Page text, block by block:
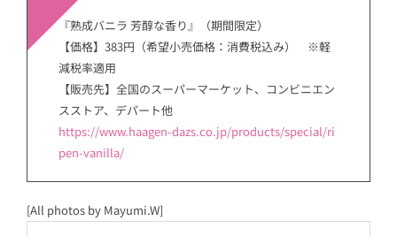
『熟成バニラ 芳醇な香り』（期間限定）
【価格】383円（希望小売価格：消費税込み） ※軽
減税率適用
【販売先】全国のスーパーマーケット、コンビニエン
スストア、デパート他
https://www.haagen-dazs.co.jp/products/special/ri
pen-vanilla/
[All photos by Mayumi.W]